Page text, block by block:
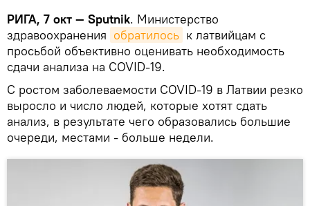
РИГА, 7 окт — Sputnik. Министерство
здравоохранения обратилось к латвийцам с
просьбой объективно оценивать необходимость
сдачи анализа на COVID-19.
С ростом заболеваемости COVID-19 в Латвии резко
выросло и число людей, которые хотят сдать
анализ, в результате чего образовались большие
очереди, местами - больше недели.